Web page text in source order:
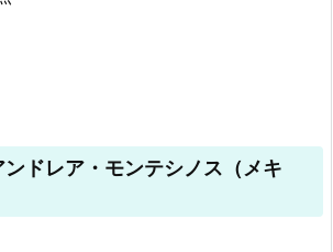
ドレア・モンテシノス（メキ